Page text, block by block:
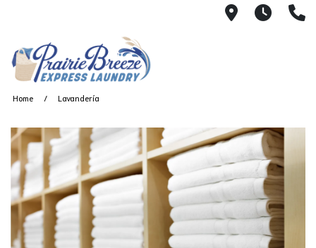
711 W.
Home Lavandería